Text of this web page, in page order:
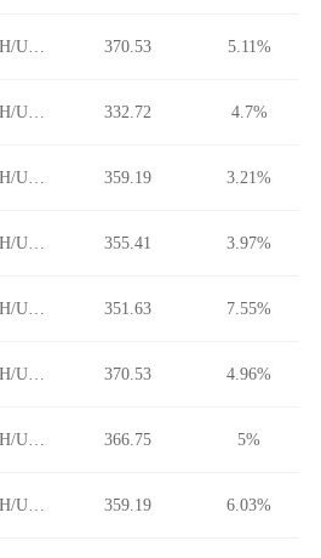
370.53 5.11%
332.72 4.7%
359.19 3.21%
355.41 3.97%
351.63 7.55%
370.53 4.96%
366.75 5%
359.19 6.03%